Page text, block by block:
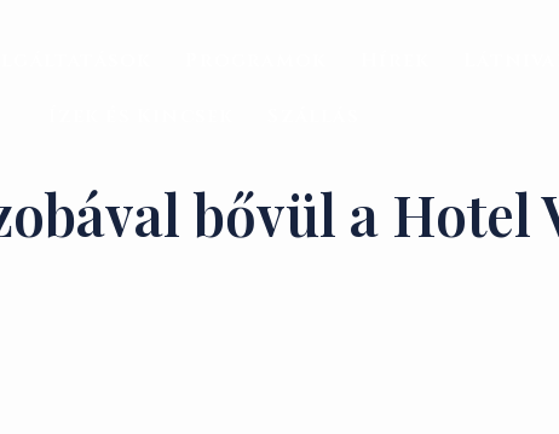
bővül a Hotel